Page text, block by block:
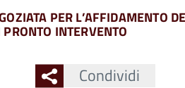
PER L’AFFIDAMENTO
INTERVENTO
Condividi